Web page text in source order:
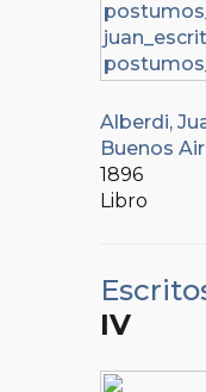
Alberdi,
Buenos
1896
Libro
IV